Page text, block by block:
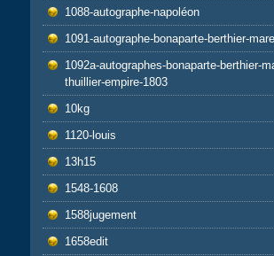
1088-autographe-napoléon
1091-autographe-bonaparte-berthier-
1092a-autographes-bonaparte-berthier-
thuillier-empire-1803
10kg
1120-louis
13h15
1548-1608
1588jugement
1658edit